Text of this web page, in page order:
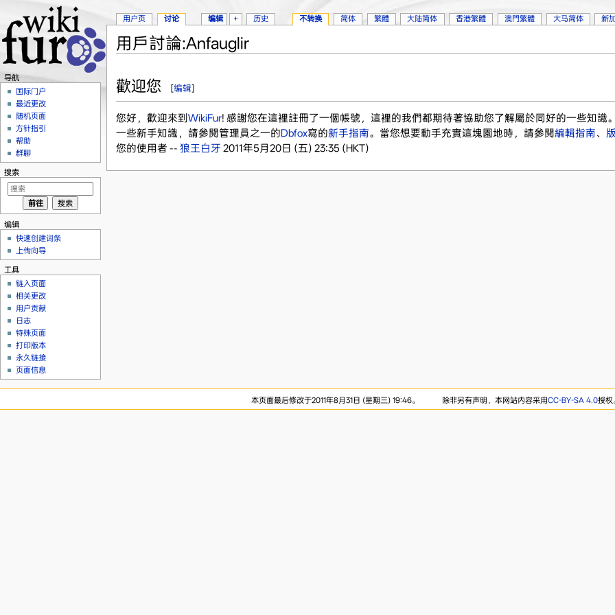
用戶討論:Anfauglir
歡迎您 [编辑]
您好，歡迎來到 WikiFur! 感謝您在這裡註冊了一個帳號，這裡的我們都期待著協助您了解屬於同好的一些知識
一些新手知識，請參閱管理員之一的Dbfox寫的新手指南。當您想要動手充實這塊園地時，請參閱編輯指南、
您的使用者 -- 狼王白牙 2011年5月20日 (五) 23:35 (HKT)
用户页 讨论 编辑 + 历史 不转换 简体 繁體 大陆简体 香港繁體 澳門繁體 大马简体 新
导航
国际门户
最近更改
随机页面
方针指引
帮助
群聊
搜索
编辑
快速创建词条
上传向导
工具
链入页面
相关更改
用户贡献
日志
特殊页面
打印版本
永久链接
页面信息
本页面最后修改于2011年8月31日 (星期三) 19:46。 除非另有声明，本网站内容采用CC-BY-SA 4.0授权